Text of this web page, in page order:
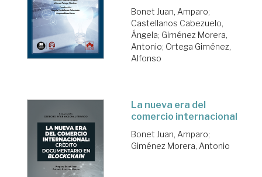
Bonet Juan, Amparo;
Castellanos Cabezuelo,
Ángela; Giménez Morera,
Antonio; Ortega Giménez,
Alfonso
La nueva era del
comercio internacional
Bonet Juan, Amparo;
Giménez Morera, Antonio